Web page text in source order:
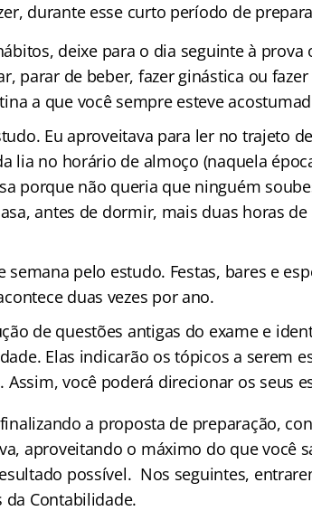
durante esse curto período de
deixe para o dia seguinte à prova
parar de beber, fazer ginástica ou
a que você sempre esteve
Eu aproveitava para ler no trajeto
lia no horário de almoço (naquela
porque não queria que ninguém
antes de dormir, mais duas horas
pelo estudo. Festas, bares e
duas vezes por ano.
de questões antigas do exame e
Elas indicarão os tópicos a serem
você poderá direcionar os seus
a proposta de preparação,
aproveitando o máximo do que você
possível. Nos seguintes,
da Contabilidade.